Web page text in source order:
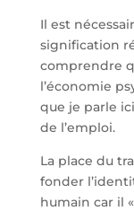
Il est
signification
comprendre
l’économie
que je parle
de l’emploi.
La place du
fonder
humain car il